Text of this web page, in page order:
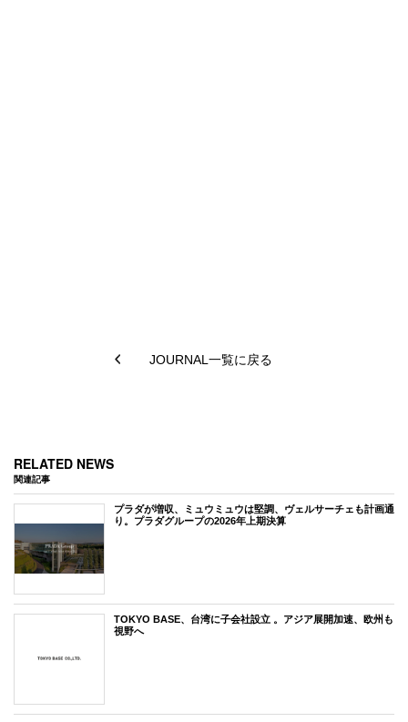
JOURNAL一覧に戻る
RELATED NEWS
関連記事
プラダが増収、ミュウミュウは堅調、ヴェルサーチェも計画通
り。プラダグループの2026年上期決算
TOKYO BASE、台湾に子会社設立 。アジア展開加速、欧州も
視野へ